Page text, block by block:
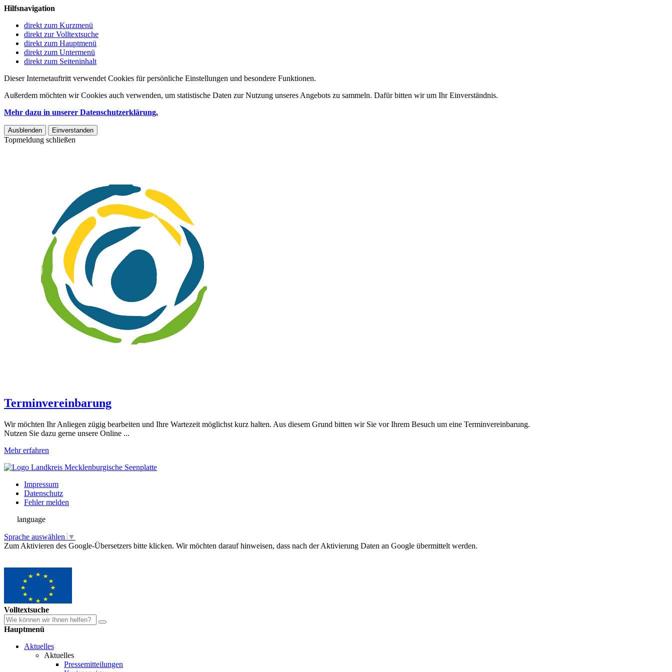
Hilfsnavigation
direkt zum Kurzmenü
direkt zur Volltextsuche
direkt zum Hauptmenü
direkt zum Untermenü
direkt zum Seiteninhalt
Dieser Internetauftritt verwendet Cookies für persönliche Einstellungen und besondere Funktionen.
Außerdem möchten wir Cookies auch verwenden, um statistische Daten zur Nutzung unseres Angebots zu sammeln. Dafür bitten wir um Ihr Einverständnis.
Mehr dazu in unserer Datenschutzerklärung.
Ausblenden Einverstanden
Topmeldung schließen
Terminvereinbarung
Wir möchten Ihr Anliegen zügig bearbeiten und Ihre Wartezeit möglichst kurz halten. Aus diesem Grund bitten wir Sie vor Ihrem Besuch um eine Terminvereinbarung.
Nutzen Sie dazu gerne unsere Online ...
Mehr erfahren
Impressum
Datenschutz
Fehler melden
language
Sprache auswählen ▼
Zum Aktivieren des Google-Übersetzers bitte klicken. Wir möchten darauf hinweisen, dass nach der Aktivierung Daten an Google übermittelt werden.
Volltextsuche
Hauptmenü
Aktuelles
Aktuelles
Pressemitteilungen